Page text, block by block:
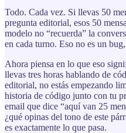
Todo. Cada vez. Si llevas 50
pregunta editorial, esos 50
modelo no “recuerda” la
en cada turno. Eso no es un
Ahora piensa en lo que eso
llevas tres horas hablando de
editorial, no estás empezando
historia de código junto con tu
email que dice “aquí van 25
¿qué opinas del tono de este
es exactamente lo que pasa.